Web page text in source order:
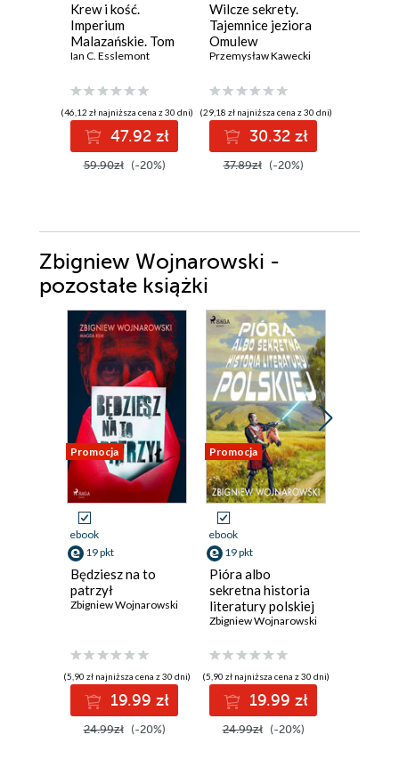
Krew i kość.
Imperium
Malazańskie. Tom
5
Ian C. Esslemont
(46,12 zł najniższa cena z 30 dni)
47.92 zł
59.90zł (-20%)
Wilcze sekrety.
Tajemnice jeziora
Omulew
Przemysław Kawecki
(29,18 zł najniższa cena z 30 dni)
30.32 zł
37.89zł (-20%)
Zbigniew Wojnarowski -
pozostałe książki
Promocja
ebook
19 pkt
Będziesz na to
patrzył
Zbigniew Wojnarowski
(5,90 zł najniższa cena z 30 dni)
19.99 zł
24.99zł (-20%)
Promocja
ebook
19 pkt
Pióra albo
sekretna historia
literatury polskiej
Zbigniew Wojnarowski
(5,90 zł najniższa cena z 30 dni)
19.99 zł
24.99zł (-20%)